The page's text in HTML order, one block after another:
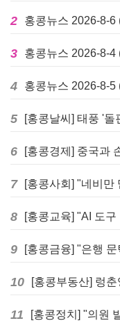
2 홍콩뉴스 2026-8-6
3 홍콩뉴스 2026-8-4
4 홍콩뉴스 2026-8-5
5 [홍콩날씨] 태풍 '
6
7
8
9
10
11